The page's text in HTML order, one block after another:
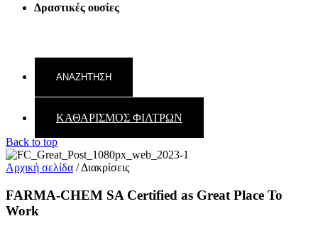
Δραστικές ουσίες
ΚΑΘΑΡΙΣΜΟΣ ΦΙΛΤΡΩΝ
Back to top
Αρχική σελίδα /Διακρίσεις
FARMA-CHEM SA Certified as Great Place To
Work